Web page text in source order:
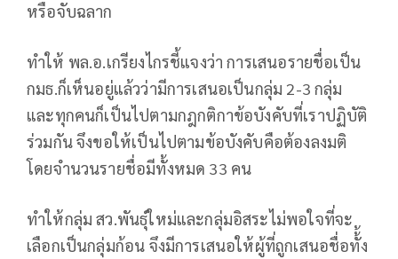
หรือจับฉลาก
ทำให้ พล.อ.เกรียงไกรชี้แจงว่า การเสนอรายชื่อเป็น
กมธ.ก็เห็นอยู่แล้วว่ามีการเสนอเป็นกลุ่ม 2-3 กลุ่ม
และทุกคนก็เป็นไปตามกฎกติกาข้อบังคับที่เราปฏิบัติ
ร่วมกัน จึงขอให้เป็นไปตามข้อบังคับคือต้องลงมติ
โดยจำนวนรายชื่อมีทั้งหมด 33 คน
ทำให้กลุ่ม สว.พันธุ์ใหม่และกลุ่มอิสระไม่พอใจที่จะ
เลือกเป็นกลุ่มก้อน จึงมีการเสนอให้ผู้ที่ถูกเสนอชื่อทั้้ง